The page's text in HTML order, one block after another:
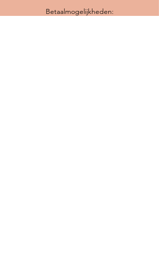
Betaalmogelijkheden: